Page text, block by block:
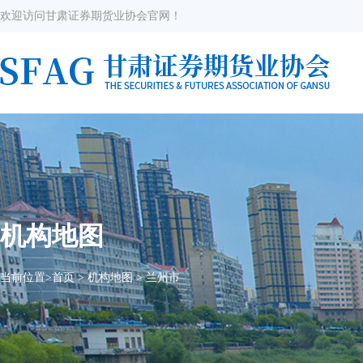
欢迎访问甘肃证券期货业协会官网！
机构地图
当前位置>首页>机构地图>兰州市